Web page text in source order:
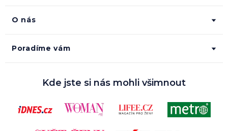
O nás
Poradíme vám
Kde jste si nás mohli všimnout